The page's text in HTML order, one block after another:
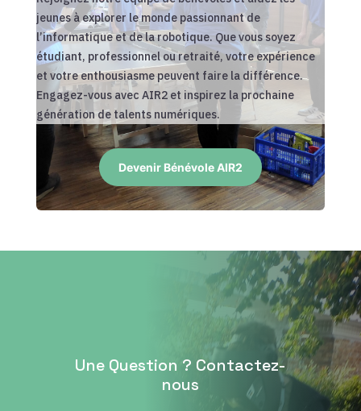
jeunes à explorer le monde passionnant de
l’informatique et de la robotique. Que vous soyez
étudiant, professionnel ou retraité, votre expérience
et votre enthousiasme peuvent faire la différence.
Engagez-vous avec AIR2 et inspirez la prochaine
génération de talents numériques.
Devenir Bénévole AIR2
Une Question ? Contactez-
nous